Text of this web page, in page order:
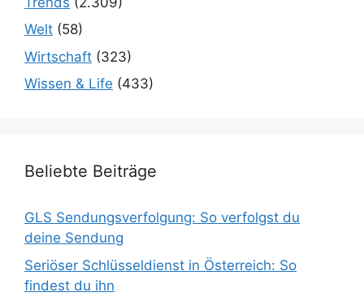
Welt (58)
Wirtschaft (323)
Wissen & Life (433)
Beliebte Beiträge
GLS Sendungsverfolgung: So verfolgst du
deine Sendung
Seriöser Schlüsseldienst in Österreich: So
findest du ihn